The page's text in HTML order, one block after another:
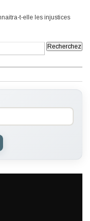
t-elle les injustices